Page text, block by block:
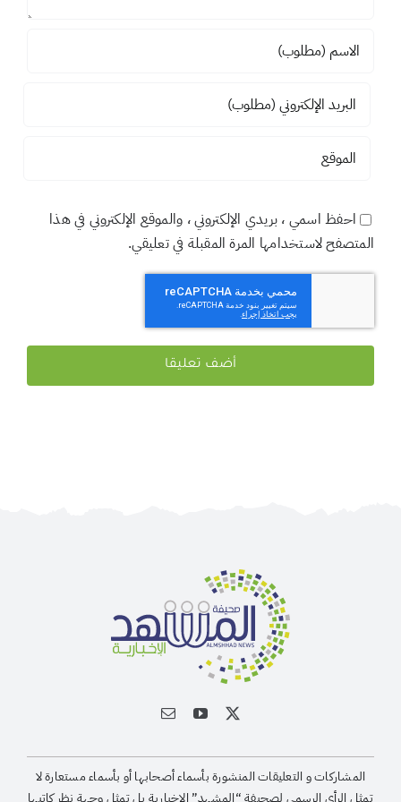
احفظ اسمي ، بريدي الإلكتروني ، والموقع الإلكتروني في هذا
المتصفح لاستخدامها المرة المقبلة في تعليقي.
المشاركات و التعليقات المنشورة بأسماء أصحابها أو بأسماء مستعارة لا
تمثل الرأى الرسمى لصحيفة “المشهد” الإخبارية بل تمثل وجهة نظر كاتبها